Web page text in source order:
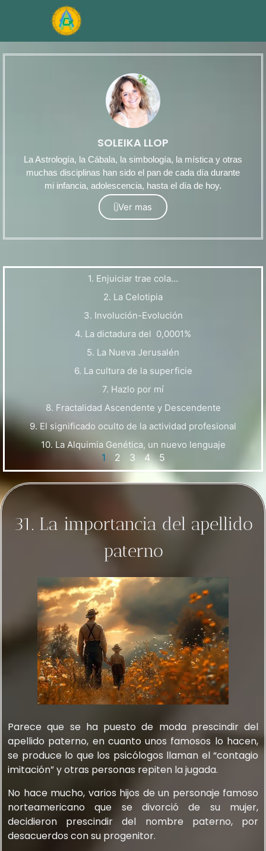
SOLEIKA LLOP
La Astrología, la Cábala, la simbología, la mística y otras
muchas disciplinas han sido el pan de cada día durante
mi infancia, adolescencia, hasta el día de hoy.
Ver mas
1. Enjuiciar trae cola…
2. La Celotipia
3. Involución-Evolución
4. La dictadura del 0,0001%
5. La Nueva Jerusalén
6. La cultura de la superficie
7. Hazlo por mí
8. Fractalidad Ascendente y Descendente
9. El significado oculto de la actividad profesional
10. La Alquimia Genética, un nuevo lenguaje
1 2 3 4 5
31. La importancia del apellido
paterno
Parece que se ha puesto de moda prescindir del
apellido paterno, en cuanto unos famosos lo hacen,
se produce lo que los psicólogos llaman el “contagio
imitación” y otras personas repiten la jugada.
No hace mucho, varios hijos de un personaje famoso
norteamericano que se divorció de su mujer,
decidieron prescindir del nombre paterno, por
desacuerdos con su progenitor.